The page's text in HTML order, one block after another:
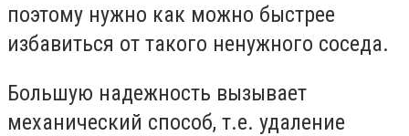
поэтому нужно как можно быстрее
избавиться от такого ненужного соседа.
Большую надежность вызывает
механический способ, т.е. удаление